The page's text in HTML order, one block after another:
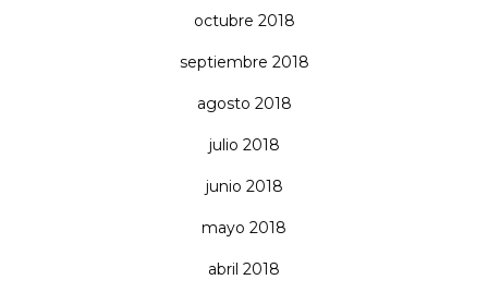
octubre 2018
septiembre 2018
agosto 2018
julio 2018
junio 2018
mayo 2018
abril 2018